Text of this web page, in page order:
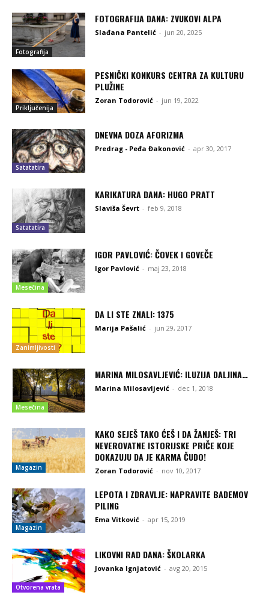
Fotografija
FOTOGRAFIJA DANA: ZVUKOVI ALPA
Slađana Pantelić - jun 20, 2025
Priključenija
PESNIČKI KONKURS CENTRA ZA KULTURU
PLUŽINE
Zoran Todorović - jun 19, 2022
Satatatira
DNEVNA DOZA AFORIZMA
Predrag - Peđa Đakonović - apr 30, 2017
Satatatira
KARIKATURA DANA: HUGO PRATT
Slaviša Ševrt - feb 9, 2018
Mesečina
IGOR PAVLOVIĆ: ČOVEK I GOVEČE
Igor Pavlović - maj 23, 2018
Zanimljivosti
DA LI STE ZNALI: 1375
Marija Pašalić - jun 29, 2017
Mesečina
MARINA MILOSAVLJEVIĆ: ILUZIJA DALJINA…
Marina Milosavljević - dec 1, 2018
Magazin
KAKO SEJEŠ TAKO ĆEŠ I DA ŽANJEŠ: TRI
NEVEROVATNE ISTORIJSKE PRIČE KOJE
DOKAZUJU DA JE KARMA ČUDO!
Zoran Todorović - nov 10, 2017
Magazin
LEPOTA I ZDRAVLJE: NAPRAVITE BADEMOV
PILING
Ema Vitković - apr 15, 2019
Otvorena vrata
LIKOVNI RAD DANA: ŠKOLARKA
Jovanka Ignjatović - avg 20, 2015